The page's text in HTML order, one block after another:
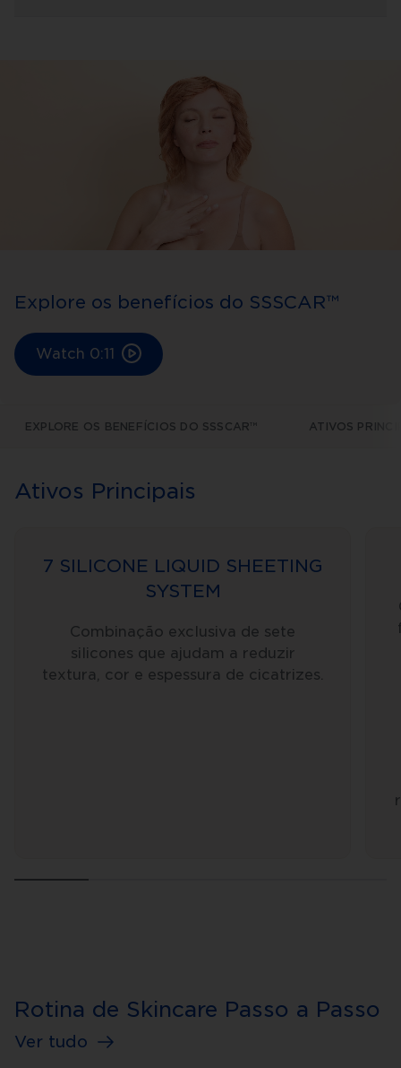
Explore os benefícios do SSSCAR™
Watch 0:11
EXPLORE OS BENEFÍCIOS DO SSSCAR™ ATIVOS
Ativos Principais
7 SILICONE LIQUID SHEETING
SYSTEM
Combinação exclusiva de sete
silicones que ajudam a reduzir
textura, cor e espessura de cicatrizes.
Rotina de Skincare Passo a Passo
Ver tudo